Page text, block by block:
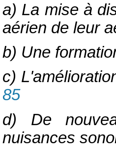
a) La mise à
aérien de leur
b) Une
c)
85
d) De
nuisances